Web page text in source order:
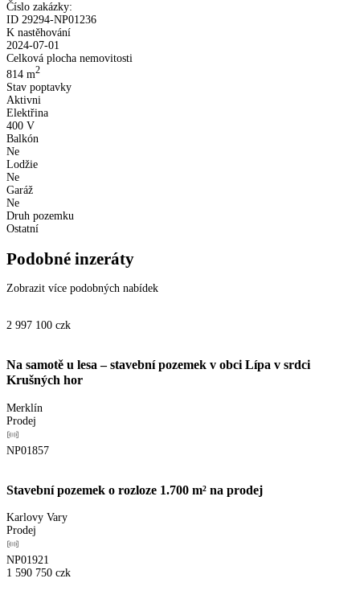
Číslo zakázky:
ID 29294-NP01236
K nastěhování
2024-07-01
Celková plocha nemovitosti
814 m2
Stav poptavky
Aktivni
Elektřina
400 V
Balkón
Ne
Lodžie
Ne
Garáž
Ne
Druh pozemku
Ostatní
Podobné inzeráty
Zobrazit více podobných nabídek
2 997 100 czk
Na samotě u lesa – stavební pozemek v obci Lípa v srdci
Krušných hor
Merklín
Prodej
NP01857
Stavební pozemek o rozloze 1.700 m² na prodej
Karlovy Vary
Prodej
NP01921
1 590 750 czk